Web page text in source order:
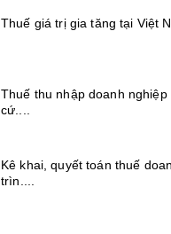
Thuế giá trị gia tăng tại Việt
Thuế thu nhập doanh nghiệp
cứ....
Kê khai, quyết toán thuế
trìn....